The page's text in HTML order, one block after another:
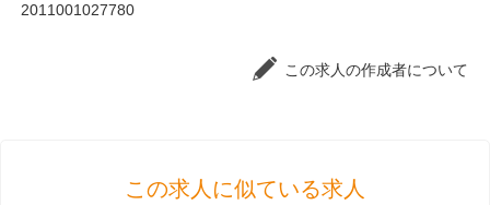
2011001027780
この求人の作成者について
この求人に似ている求人